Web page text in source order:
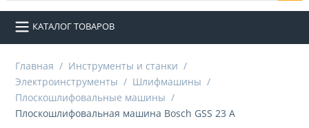
КАТАЛОГ ТОВАРОВ
Главная / Инструменты и станки /
Электроинструменты / Шлифмашины /
Плоскошлифовальные машины /
Плоскошлифовальная машина Bosch GSS 23 A